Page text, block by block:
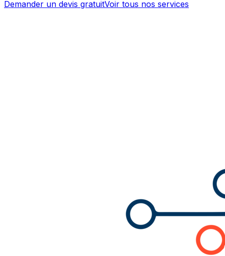
Demander un devis gratuitVoir tous nos services